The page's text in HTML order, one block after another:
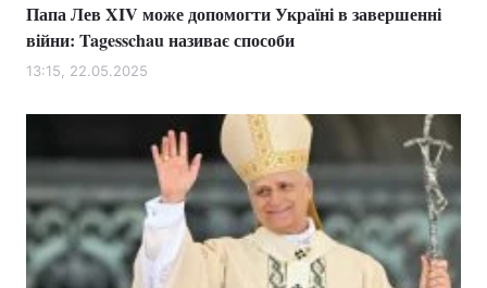
Папа Лев XIV може допомогти Україні в завершенні
війни: Tagesschau називає способи
13:15, 22.05.2025